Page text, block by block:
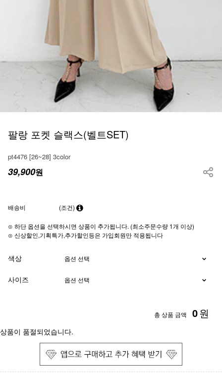
팔랑 포켓 슬랙스(벨트SET)
pt4476 [26~28] 3color
39,900원
배송비 (조건)
⊙ 하단 옵션을 선택하시면 상품이 추가됩니다. (최소주문수량 1개 이상)
⊙ 신상할인,기획특가,추가할인등은 가입회원만 적용됩니다
색상
사이즈
총 상품 금액 0원
상품이 품절되었습니다.